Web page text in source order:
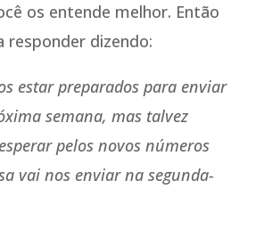
os entende melhor. Então
responder dizendo:
estar preparados para enviar
semana, mas talvez
pelos novos números
vai nos enviar na segunda-